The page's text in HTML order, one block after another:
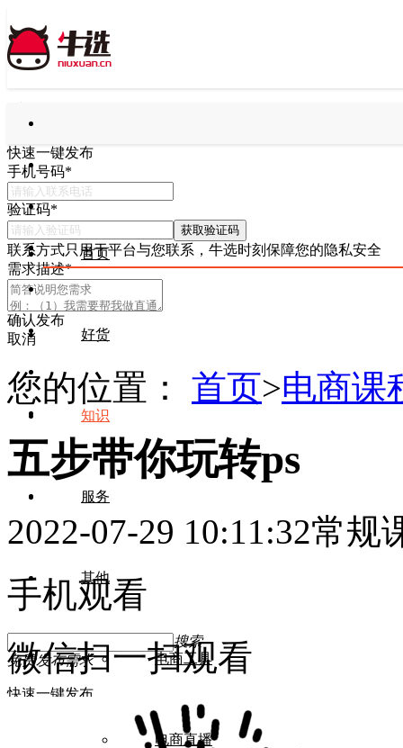
首页
好货
知识
服务
其他
电商工具
电商直播
搜索
免费发布需求
快速一键发布
快速一键发布
手机号码*
验证码*
获取验证码
联系方式只用于平台与您联系，牛选时刻保障您的隐私安全
需求描述*
确认发布
取消
您的位置： 首页>电商课
五步带你玩转ps
2022-07-29 10:11:32常规
手机观看
微信扫一扫观看